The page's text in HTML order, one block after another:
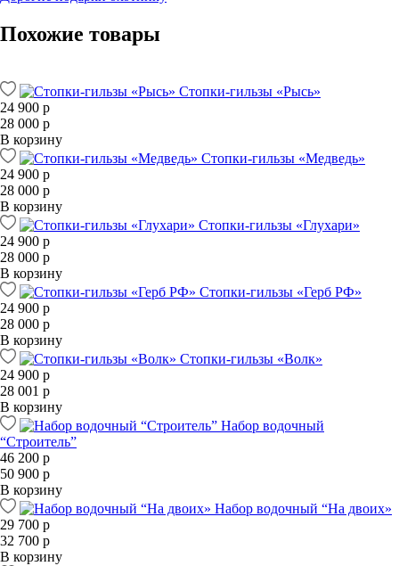
Похожие товары
Стопки-гильзы «Рысь»
24 900 р
28 000 р
В корзину
Стопки-гильзы «Медведь»
24 900 р
28 000 р
В корзину
Стопки-гильзы «Глухари»
24 900 р
28 000 р
В корзину
Стопки-гильзы «Герб РФ»
24 900 р
28 000 р
В корзину
Стопки-гильзы «Волк»
24 900 р
28 001 р
В корзину
Набор водочный
“Строитель”
46 200 р
50 900 р
В корзину
Набор водочный “На двоих»
29 700 р
32 700 р
В корзину